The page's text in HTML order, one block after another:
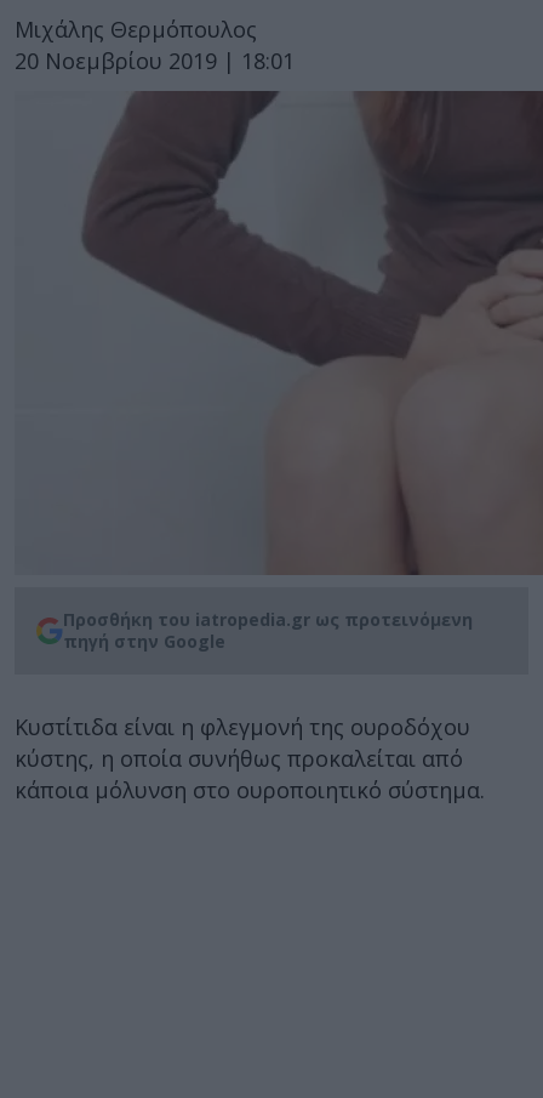
Μιχάλης Θερμόπουλος
20 Νοεμβρίου 2019 | 18:01
Προσθήκη του iatropedia.gr ως προτεινόμενη
πηγή στην Google
Κυστίτιδα είναι η φλεγμονή της ουροδόχου
κύστης, η οποία συνήθως προκαλείται από
κάποια μόλυνση στο ουροποιητικό σύστημα.